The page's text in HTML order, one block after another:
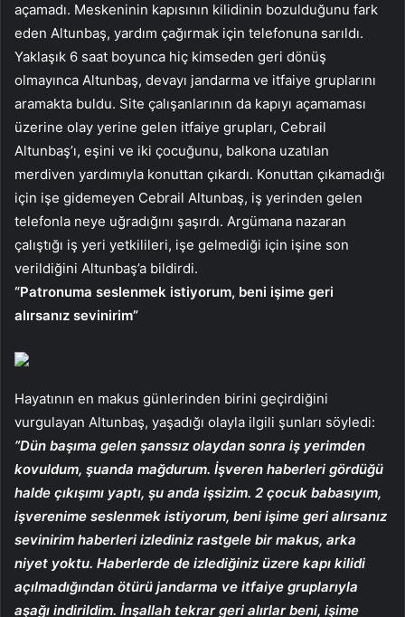
açamadı. Meskeninin kapısının kilidinin bozulduğunu fark
eden Altunbaş, yardım çağırmak için telefonuna sarıldı.
Yaklaşık 6 saat boyunca hiç kimseden geri dönüş
olmayınca Altunbaş, devayı jandarma ve itfaiye gruplarını
aramakta buldu. Site çalışanlarının da kapıyı açamaması
üzerine olay yerine gelen itfaiye grupları, Cebrail
Altunbaş’ı, eşini ve iki çocuğunu, balkona uzatılan
merdiven yardımıyla konuttan çıkardı. Konuttan çıkamadığı
için işe gidemeyen Cebrail Altunbaş, iş yerinden gelen
telefonla neye uğradığını şaşırdı. Argümana nazaran
çalıştığı iş yeri yetkilileri, işe gelmediği için işine son
verildiğini Altunbaş’a bildirdi.
“Patronuma seslenmek istiyorum, beni işime geri
alırsanız sevinirim”
Hayatının en makus günlerinden birini geçirdiğini
vurgulayan Altunbaş, yaşadığı olayla ilgili şunları söyledi:
”Dün başıma gelen şanssız olaydan sonra iş yerimden
kovuldum, şuanda mağdurum. İşveren haberleri gördüğü
halde çıkışımı yaptı, şu anda işsizim. 2 çocuk babasıyım,
işverenime seslenmek istiyorum, beni işime geri alırsanız
sevinirim haberleri izlediniz rastgele bir makus, arka
niyet yoktu. Haberlerde de izlediğiniz üzere kapı kilidi
açılmadığından ötürü jandarma ve itfaiye gruplarıyla
aşağı indirildim. İnşallah tekrar geri alırlar beni, işime